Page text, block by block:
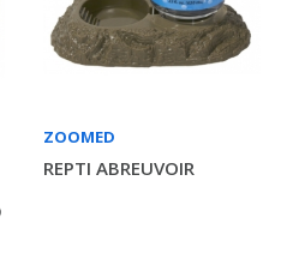
ZOOMED
REPTI ABREUVOIR